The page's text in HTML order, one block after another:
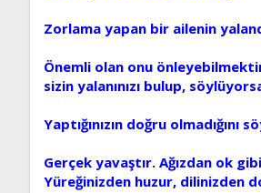
Zorlama yapan bir ailenin
Önemli olan onu
sizin yalanınızı bulup,
Yaptığınızın doğru
Gerçek yavaştır. Ağızdan ok
Yüreğinizden huzur, dilinizden